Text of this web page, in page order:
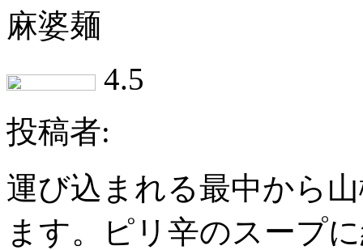
麻婆麺
4.5
投稿者:
運び込まれる最中から
ます。ピリ辛のスープ